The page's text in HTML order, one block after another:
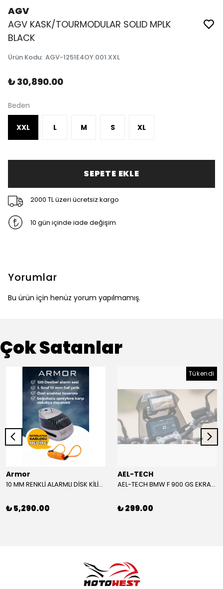
AGV
AGV KASK/TOURMODULAR SOLID MPLK
BLACK
Ürün Kodu: AGV-1251E4OY.001.XXL
₺ 30,890.00
Beden
XXL L M S XL
SEPETE EKLE
2000 TL üzeri ücretsiz kargo
10 gün içinde iade değişim
Yorumlar
Bu ürün için henüz yorum yapılmamış.
Çok Satanlar
Armor
10 MM RENKLİ ALARMLI DİSK KİLİDİ YENİ VERSİYON
₺ 5,290.00
Tükendi
AEL-TECH
AEL-TECH BMW F 900 GS EKRAN/GÖSTERGE KORUYUCU 2024-2025
₺ 299.00